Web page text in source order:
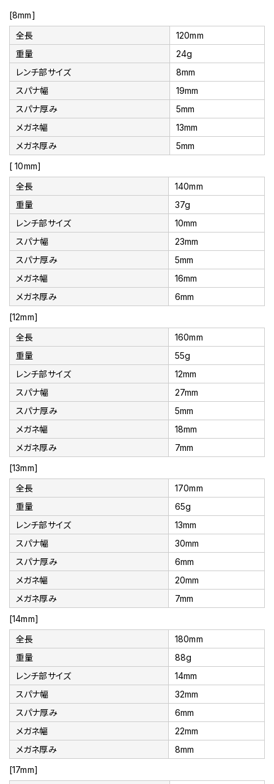
[8mm]
全長
120mm
重量
24g
レンチ部サイズ
8mm
スパナ幅
19mm
スパナ厚み
5mm
メガネ幅
13mm
メガネ厚み
5mm
[ 10mm]
全長
140mm
重量
37g
レンチ部サイズ
10mm
スパナ幅
23mm
スパナ厚み
5mm
メガネ幅
16mm
メガネ厚み
6mm
[12mm]
全長
160mm
重量
55g
レンチ部サイズ
12mm
スパナ幅
27mm
スパナ厚み
5mm
メガネ幅
18mm
メガネ厚み
7mm
[13mm]
全長
170mm
重量
65g
レンチ部サイズ
13mm
スパナ幅
30mm
スパナ厚み
6mm
メガネ幅
20mm
メガネ厚み
7mm
[14mm]
全長
180mm
重量
88g
レンチ部サイズ
14mm
スパナ幅
32mm
スパナ厚み
6mm
メガネ幅
22mm
メガネ厚み
8mm
[17mm]